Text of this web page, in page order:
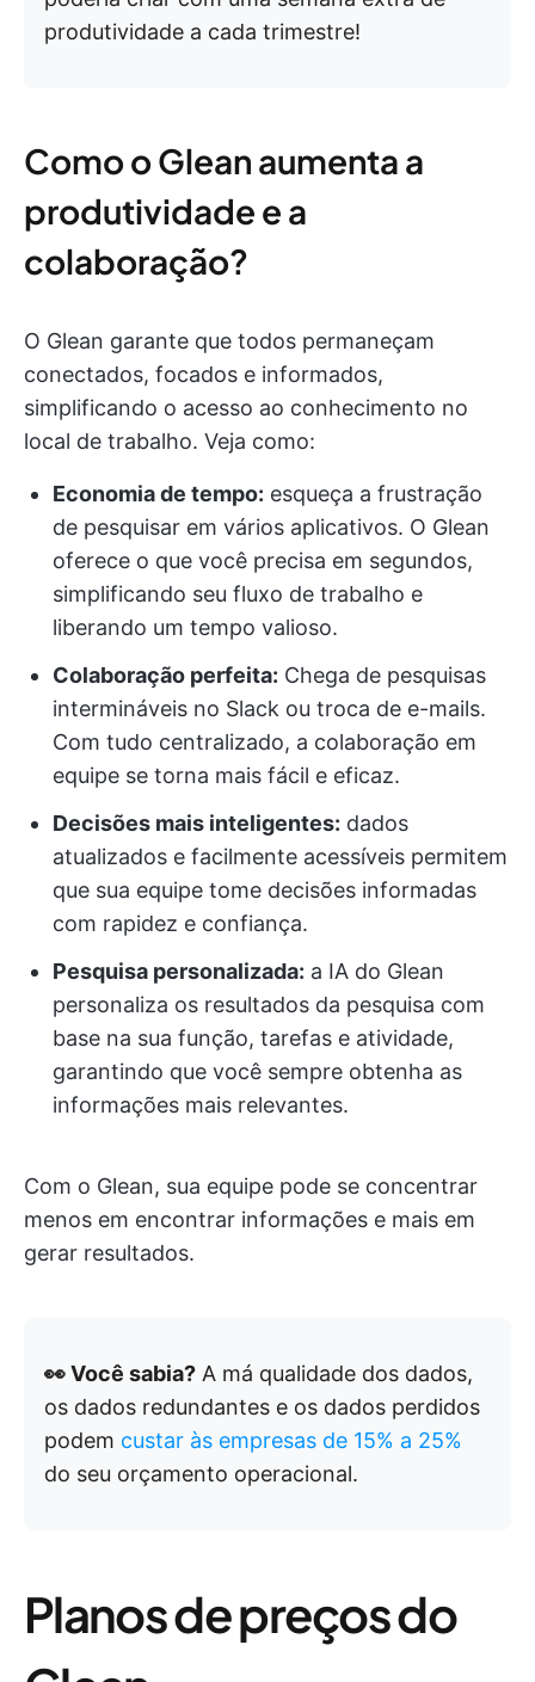
produtividade a cada trimestre!
Como o Glean aumenta a
produtividade e a
colaboração?
O Glean garante que todos permaneçam
conectados, focados e informados,
simplificando o acesso ao conhecimento no
local de trabalho. Veja como:
Economia de tempo: esqueça a frustração
de pesquisar em vários aplicativos. O Glean
oferece o que você precisa em segundos,
simplificando seu fluxo de trabalho e
liberando um tempo valioso.
Colaboração perfeita: Chega de pesquisas
intermináveis no Slack ou troca de e-mails.
Com tudo centralizado, a colaboração em
equipe se torna mais fácil e eficaz.
Decisões mais inteligentes: dados
atualizados e facilmente acessíveis permitem
que sua equipe tome decisões informadas
com rapidez e confiança.
Pesquisa personalizada: a IA do Glean
personaliza os resultados da pesquisa com
base na sua função, tarefas e atividade,
garantindo que você sempre obtenha as
informações mais relevantes.
Com o Glean, sua equipe pode se concentrar
menos em encontrar informações e mais em
gerar resultados.
👀 Você sabia? A má qualidade dos dados,
os dados redundantes e os dados perdidos
podem custar às empresas de 15% a 25%
do seu orçamento operacional.
Planos de preços do